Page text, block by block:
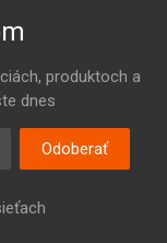
produktoch a
dnes
Odoberať